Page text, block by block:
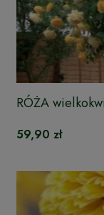
RÓŻA
59,90 zł